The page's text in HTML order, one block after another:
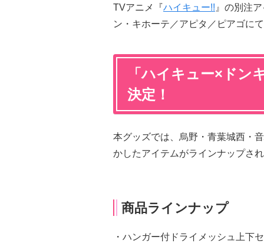
TVアニメ『ハイキュー!! 』の別注
ン・キホーテ／アピタ／ピアゴに
「ハイキュー×ドン
決定！
本グッズでは、烏野・青葉城西・
かしたアイテムがラインナップさ
商品ラインナップ
・ハンガー付ドライメッシュ上下